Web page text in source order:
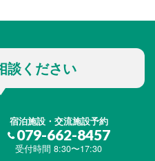
談ください
宿泊施設・交流施設予約
079-662-8457
受付時間 8:30〜17:30